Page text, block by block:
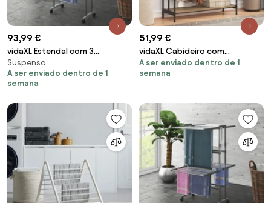
93,99 €
vidaXL Estendal com 3
prateleiras/rodas 60x70x129
cm prateado
Suspenso
A ser enviado dentro de 1
semana
51,99 €
vidaXL Cabideiro com
prateleira Carvalho Artesanal
90 x 30 x 100,5 cm
A ser enviado dentro de 1
semana